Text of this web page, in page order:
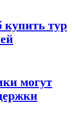
купить тур
могут